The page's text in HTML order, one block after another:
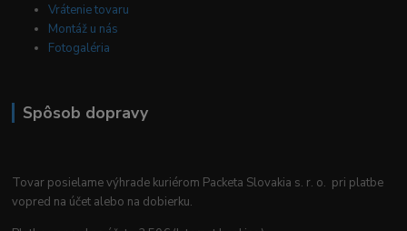
Vrátenie tovaru
Montáž u nás
Fotogaléria
Spôsob dopravy
Tovar posielame výhrade kuriérom Packeta Slovakia s. r. o. pri platbe
vopred na účet alebo na dobierku.